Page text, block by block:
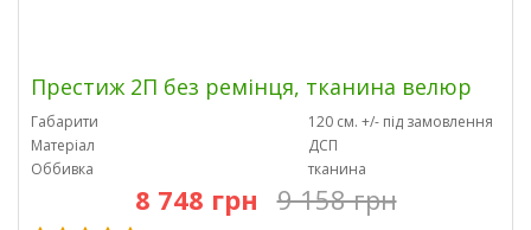
Престиж 2П без ремінця, тканина велюр
Габарити
120 см. +/- під замовлення
Матеріал
ДСП
Оббивка
тканина
8 748 грн 9 158 грн